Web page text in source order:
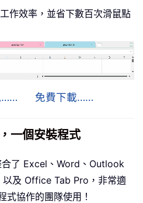
作效率，並省下數百次滑鼠點
…… 免費下載……
一個安裝程式
合了 Excel、Word、Outlook
及 Office Tab Pro，非常適
協作的團隊使用！